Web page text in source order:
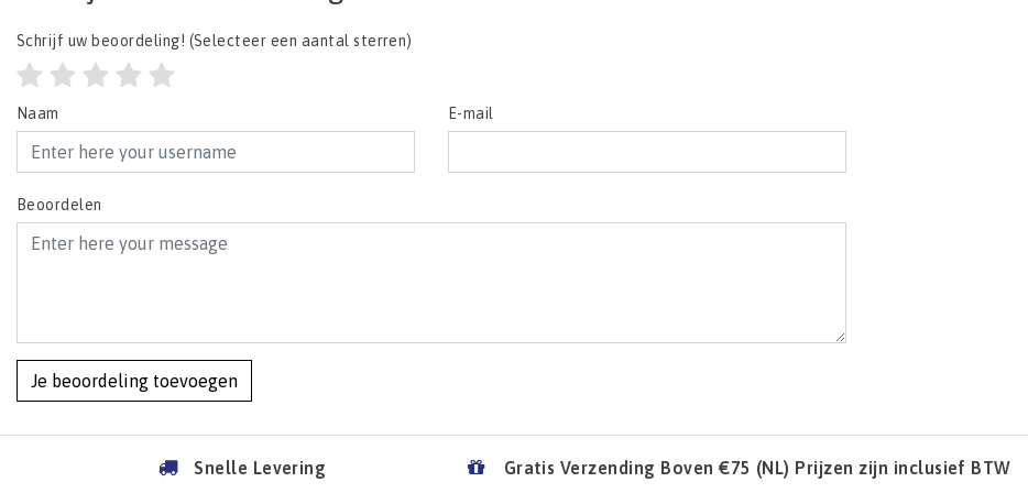
Schrijf uw beoordeling! (Selecteer een aantal sterren)
Naam E-mail
Beoordelen
Je beoordeling toevoegen
Snelle Levering Gratis Verzending Boven €75 (NL) Prijzen zijn inclusief BTW